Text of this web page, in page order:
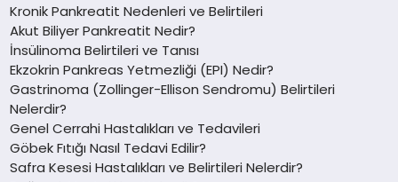
Kronik Pankreatit Nedenleri ve Belirtileri
Akut Biliyer Pankreatit Nedir?
İnsülinoma Belirtileri ve Tanısı
Ekzokrin Pankreas Yetmezliği (EPI) Nedir?
Gastrinoma (Zollinger-Ellison Sendromu) Belirtileri
Nelerdir?
Genel Cerrahi Hastalıkları ve Tedavileri
Göbek Fıtığı Nasıl Tedavi Edilir?
Safra Kesesi Hastalıkları ve Belirtileri Nelerdir?